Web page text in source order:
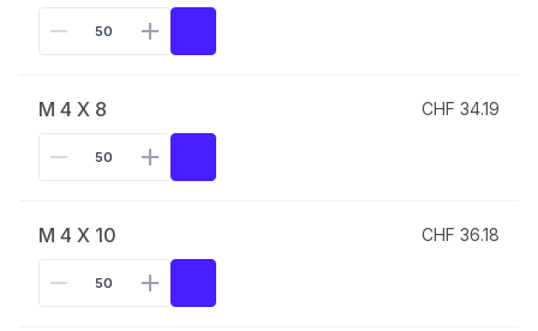
M 4 X 8 CHF 34.19
M 4 X 10 CHF 36.18